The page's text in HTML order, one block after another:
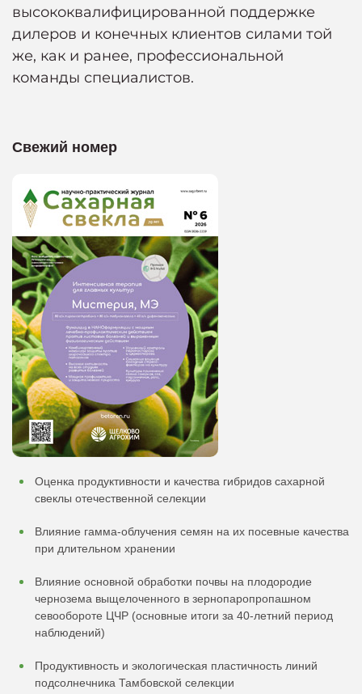
высококвалифицированной поддержке
дилеров и конечных клиентов силами той
же, как и ранее, профессиональной
команды специалистов.
Свежий номер
Оценка продуктивности и качества гибридов сахарной
свеклы отечественной селекции
Влияние гамма-облучения семян на их посевные качества
при длительном хранении
Влияние основной обработки почвы на плодородие
чернозема выщелоченного в зернопаропропашном
севообороте ЦЧР (основные итоги за 40-летний период
наблюдений)
Продуктивность и экологическая пластичность линий
подсолнечника Тамбовской селекции